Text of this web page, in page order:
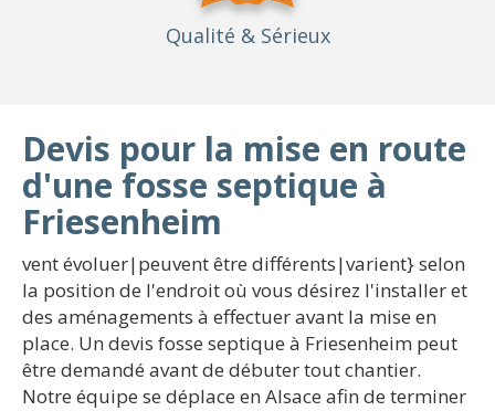
Qualité & Sérieux
Devis pour la mise en route
d'une fosse septique à
Friesenheim
vent évoluer|peuvent être différents|varient} selon
la position de l'endroit où vous désirez l'installer et
des aménagements à effectuer avant la mise en
place. Un devis fosse septique à Friesenheim peut
être demandé avant de débuter tout chantier.
Notre équipe se déplace en Alsace afin de terminer